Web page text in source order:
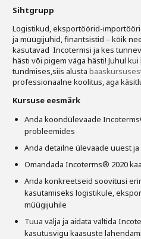
Sihtgrupp
Logistikud, eksportöörid-
ja müügijuhid, finantsistid – kõik
kasutavad Incotermsi ja kes
hästi või pigem väga hästi! Juhul
tundmises,siis alusta
professionaalne koolitus, aga
Kursuse eesmärk
Anda koondülevaade
probleemides
Anda detailne ülevaade uuest
Omandada Incoterms® 2020
Anda konkreetseid soovitusi
kasutamiseks logistikule,
müügijuhile
Tuua välja ja aidata vältida
kasutusvigu kaasuste